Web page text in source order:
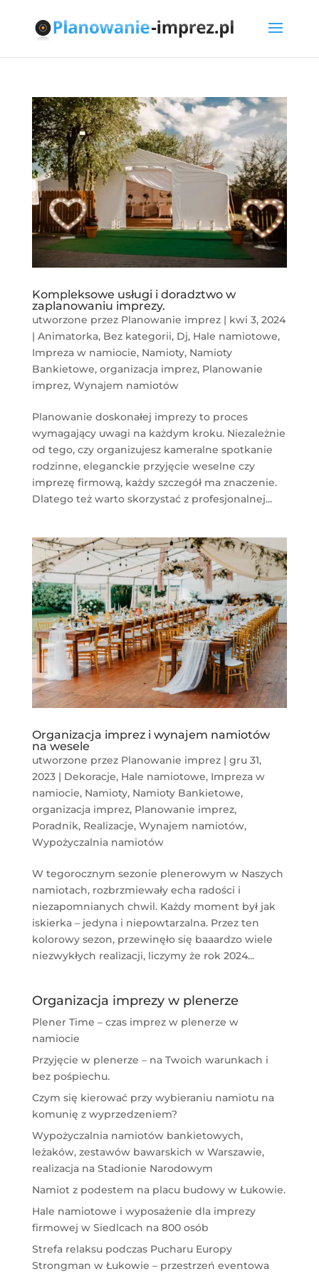
Kompleksowe usługi i doradztwo w
zaplanowaniu imprezy.
utworzone przez Planowanie imprez| kwi 3, 2024
| Animatorka, Bez kategorii, Dj, Hale namiotowe,
Impreza w namiocie, Namioty, Namioty
Bankietowe, organizacja imprez, Planowanie
imprez, Wynajem namiotów
Planowanie doskonałej imprezy to proces
wymagający uwagi na każdym kroku. Niezależnie
od tego, czy organizujesz kameralne spotkanie
rodzinne, eleganckie przyjęcie weselne czy
imprezę firmową, każdy szczegół ma znaczenie.
Dlatego też warto skorzystać z profesjonalnej...
Organizacja imprez i wynajem namiotów
na wesele
utworzone przez Planowanie imprez| gru 31,
2023| Dekoracje, Hale namiotowe, Impreza w
namiocie, Namioty, Namioty Bankietowe,
organizacja imprez, Planowanie imprez,
Poradnik, Realizacje, Wynajem namiotów,
Wypożyczalnia namiotów
W tegorocznym sezonie plenerowym w Naszych
namiotach, rozbrzmiewały echa radości i
niezapomnianych chwil. Każdy moment był jak
iskierka – jedyna i niepowtarzalna. Przez ten
kolorowy sezon, przewinęło się baaardzo wiele
niezwykłych realizacji, liczymy że rok 2024...
Organizacja imprezy w plenerze
Plener Time – czas imprez w plenerze w
namiocie
Przyjęcie w plenerze – na Twoich warunkach i
bez pośpiechu.
Czym się kierować przy wybieraniu namiotu na
komunię z wyprzedzeniem?
Wypożyczalnia namiotów bankietowych,
leżaków, zestawów bawarskich w Warszawie,
realizacja na Stadionie Narodowym
Namiot z podestem na placu budowy w Łukowie.
Hale namiotowe i wyposażenie dla imprezy
firmowej w Siedlcach na 800 osób
Strefa relaksu podczas Pucharu Europy
Strongman w Łukowie – przestrzeń eventowa